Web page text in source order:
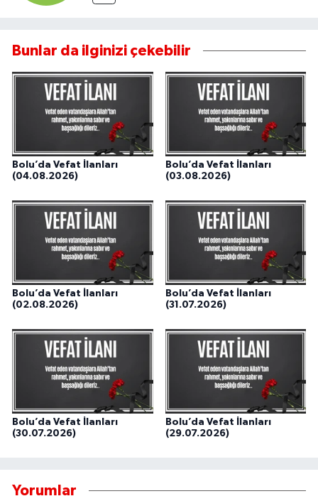
Bunlar da ilginizi çekebilir
Bolu’da Vefat İlanları
(04.08.2026)
Bolu’da Vefat İlanları
(03.08.2026)
Bolu’da Vefat İlanları
(02.08.2026)
Bolu’da Vefat İlanları
(31.07.2026)
Bolu’da Vefat İlanları
(30.07.2026)
Bolu’da Vefat İlanları
(29.07.2026)
Yorumlar